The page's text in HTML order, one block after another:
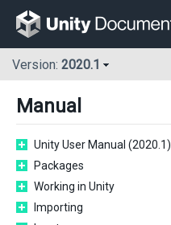
Version: 2020.1
Manual
Unity User Manual (2020.1)
Packages
Working in Unity
Importing